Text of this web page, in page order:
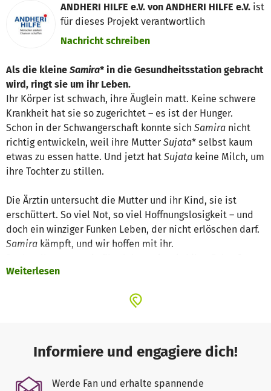
ANDHERI HILFE e.V. von ANDHERI HILFE e.V. ist
für dieses Projekt verantwortlich
Nachricht schreiben
Als die kleine Samira* in die Gesundheitsstation gebracht
wird, ringt sie um ihr Leben.
Ihr Körper ist schwach, ihre Äuglein matt. Keine schwere
Krankheit hat sie so zugerichtet – es ist der Hunger.
Schon in der Schwangerschaft konnte sich Samira nicht
richtig entwickeln, weil ihre Mutter Sujata* selbst kaum
etwas zu essen hatte. Und jetzt hat Sujata keine Milch, um
ihre Tochter zu stillen.
Die Ärztin untersucht die Mutter und ihr Kind, sie ist
erschüttert. So viel Not, so viel Hoffnungslosigkeit – und
doch ein winziger Funken Leben, der nicht erlöschen darf.
Samira kämpft, und wir hoffen mit ihr.
aussehen?
In ihrer Familie reicht das wenige Essen oft nur für eine
damit ihre Familie nicht verhungert. Der Kreislauf aus
Armut, Mangelernährung und fehlender Bildung scheint
endlos. (*Namen geändert)
Weiterlesen
Informiere und engagiere dich!
Werde Fan und erhalte spannende